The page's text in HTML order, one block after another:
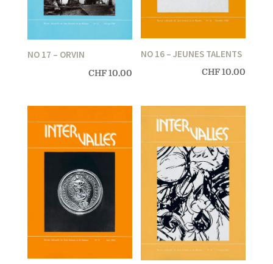
NO 17 – ORVIN
CHF10.00
NO 16 – JEUNES TALENTS
CHF10.00